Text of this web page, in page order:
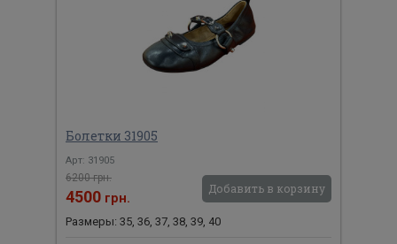
Болетки 31905
Арт: 31905
6200 грн.
4500 грн.
Добавить в корзину
Размеры: 35, 36, 37, 38, 39, 40